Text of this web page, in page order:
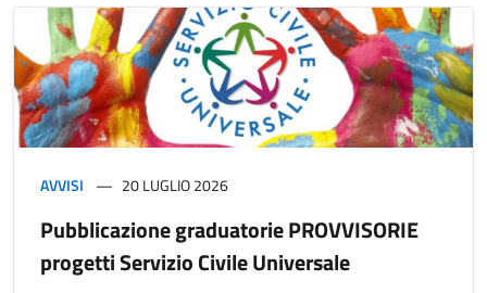
AVVISI 20 LUGLIO 2026
Pubblicazione graduatorie PROVVISORIE
progetti Servizio Civile Universale